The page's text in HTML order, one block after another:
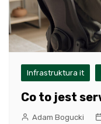
Infrastruktura it
Co to jest
Adam Bogucki